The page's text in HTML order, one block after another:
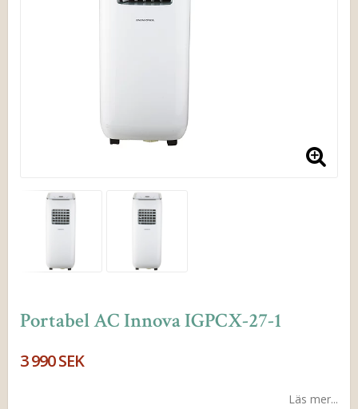
Portabel AC Innova IGPCX-27-1
3 990 SEK
Läs mer...